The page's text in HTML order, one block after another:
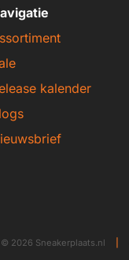
kalender
© 2026 Sneakerplaats.nl